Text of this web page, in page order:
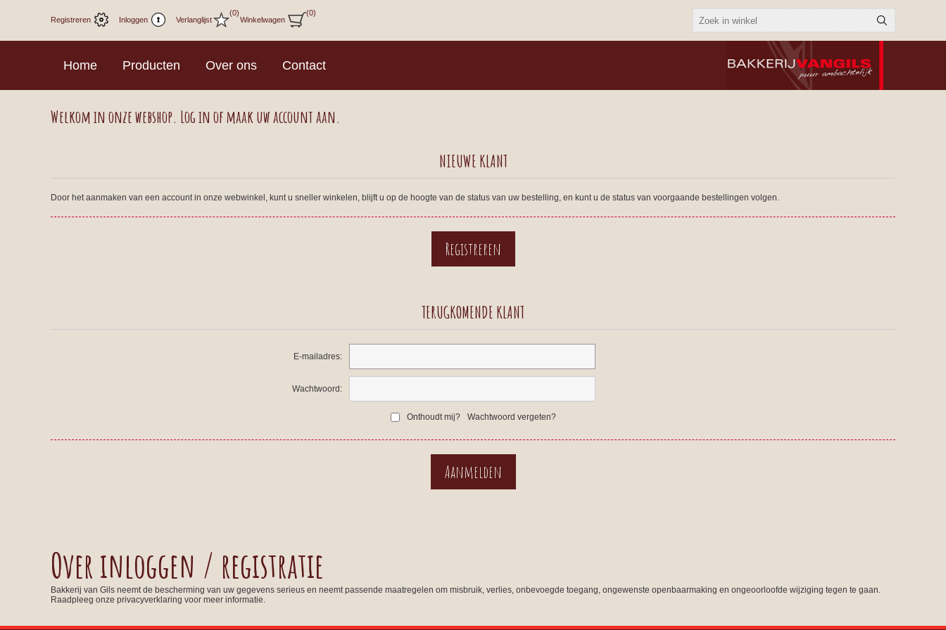
Registreren Inloggen Verlanglijst
(0)
Winkelwagen
(0)
Home Producten Over ons Contact
Welkom in onze webshop. Log in of maak uw account aan.
NIEUWE KLANT
Door het aanmaken van een account in onze webwinkel, kunt u sneller winkelen, blijft u op de hoogte van de status van uw bestelling, en kunt u de status van voorgaande bestellingen volgen.
TERUGKOMENDE KLANT
E-mailadres:
Wachtwoord:
Onthoudt mij? Wachtwoord vergeten?
Over inloggen / registratie
Bakkerij van Gils neemt de bescherming van uw gegevens serieus en neemt passende maatregelen om misbruik, verlies, onbevoegde toegang, ongewenste openbaarmaking en ongeoorloofde wijziging tegen te gaan.
Raadpleeg onze privacyverklaring voor meer informatie.